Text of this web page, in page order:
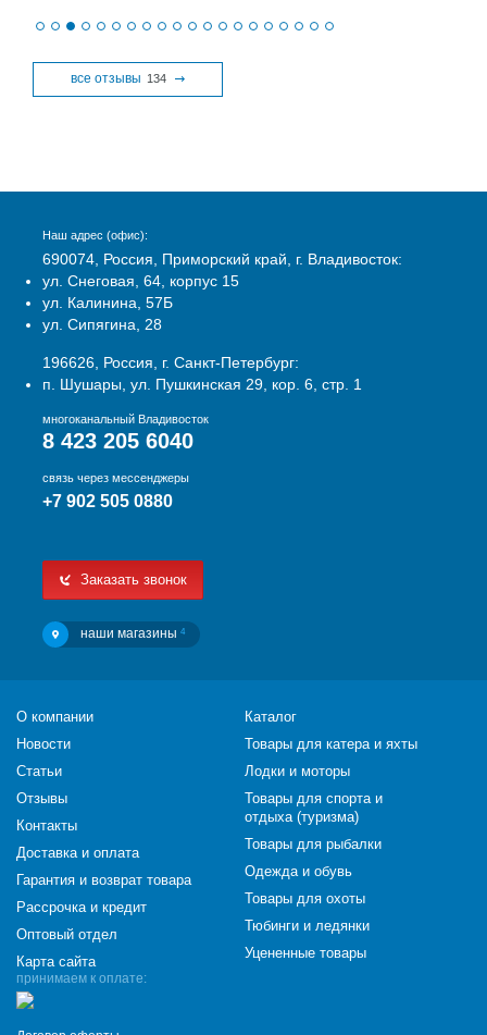
все отзывы 134
Наш адрес (офис):
690074, Россия, Приморский край, г. Владивосток:
ул. Снеговая, 64, корпус 15
ул. Калинина, 57Б
ул. Сипягина, 28
196626, Россия, г. Санкт-Петербург:
п. Шушары, ул. Пушкинская 29, кор. 6, стр. 1
многоканальный Владивосток
8 423 205 6040
связь через мессенджеры
+7 902 505 0880
Заказать звонок
наши магазины 4
принимаем к оплате:
О компании
Новости
Статьи
Отзывы
Контакты
Доставка и оплата
Гарантия и возврат товара
Рассрочка и кредит
Оптовый отдел
Карта сайта
Каталог
Товары для катера и яхты
Лодки и моторы
Товары для спорта и
отдыха (туризма)
Товары для рыбалки
Одежда и обувь
Товары для охоты
Тюбинги и ледянки
Уцененные товары